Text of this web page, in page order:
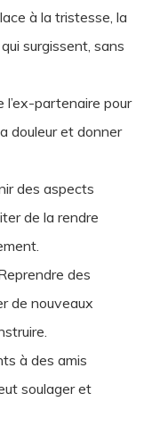
à la tristesse, la
surgissent, sans
l’ex-partenaire pour
douleur et donner
des aspects
de la rendre
des
de nouveaux
à des amis
soulager et